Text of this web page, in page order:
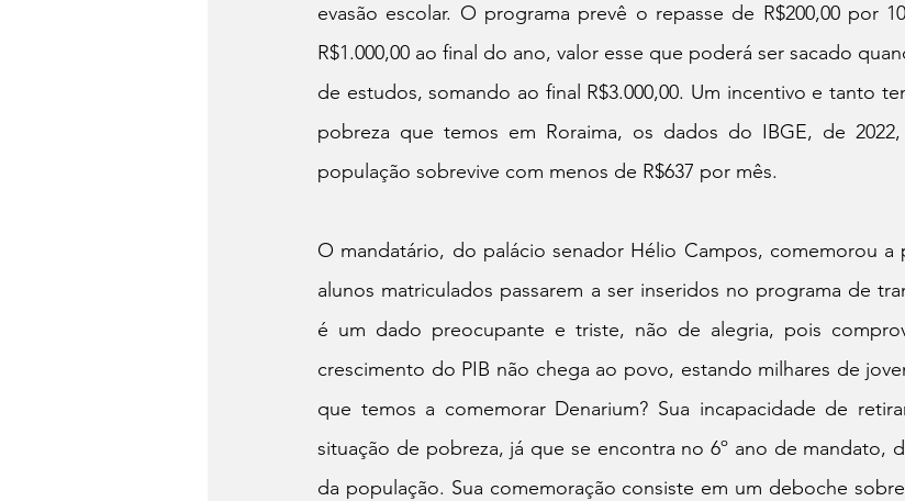
evasão escolar. O programa prevê o repasse de R$200,00 por
R$1.000,00 ao final do ano, valor esse que poderá ser sacado
de estudos, somando ao final R$3.000,00. Um incentivo e tanto
pobreza que temos em Roraima, os dados do IBGE, de
população sobrevive com menos de R$637 por mês.
O mandatário, do palácio senador Hélio Campos, comemorou a
alunos matriculados passarem a ser inseridos no programa de
é um dado preocupante e triste, não de alegria, pois
crescimento do PIB não chega ao povo, estando milhares de
que temos a comemorar Denarium? Sua incapacidade de
situação de pobreza, já que se encontra no 6º ano de mandato,
da população. Sua comemoração consiste em um deboche